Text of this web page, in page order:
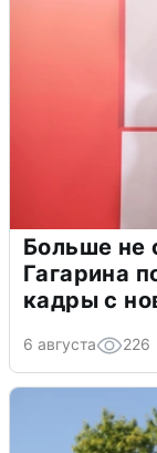
Больше не
Гагарина
кадры с
6 августа 226